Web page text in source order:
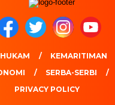
KEMARITIMAN
SERBA-SERBI
PRIVACY POLICY